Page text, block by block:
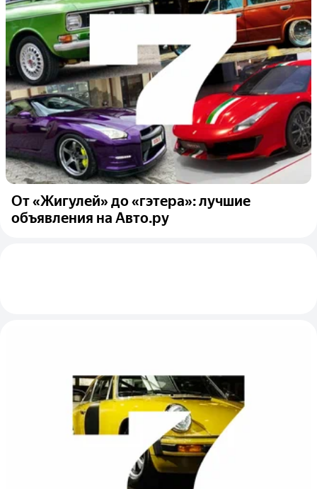
От «Жигулей» до «гэтера»: лучшие
объявления на Авто.ру